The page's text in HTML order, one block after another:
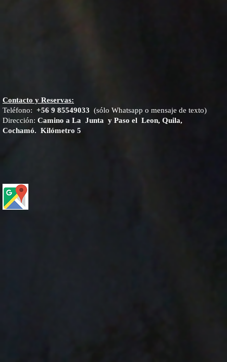
Contacto y Reservas:
Teléfono: +56 9 85549033 (sólo Whatsapp o mensaje de texto)
Dirección: Camino a La Junta y Paso el Leon, Quila,
Cochamó. Kilómetro 5